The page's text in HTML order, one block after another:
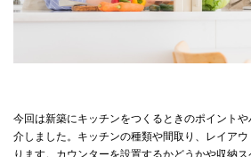
今回は新築にキッチンをつくるときのポイント
介しました。キッチンの種類や間取り、レイア
ります。カウンターを設置するかどうかや収納